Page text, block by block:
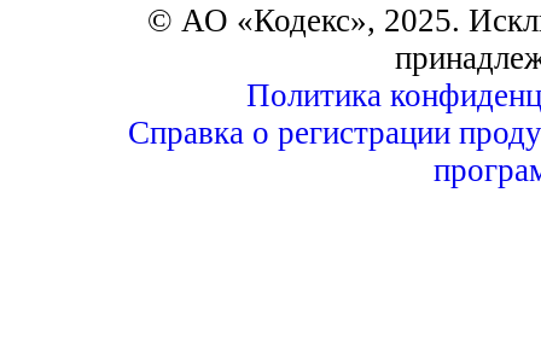
© АО «Кодекс», 2025.
Политика
Справка о регистрации